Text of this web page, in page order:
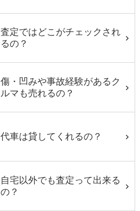
査定ではどこがチェックされ
るの？
傷・凹みや事故経験があるク
ルマも売れるの？
代車は貸してくれるの？
自宅以外でも査定って出来る
の？